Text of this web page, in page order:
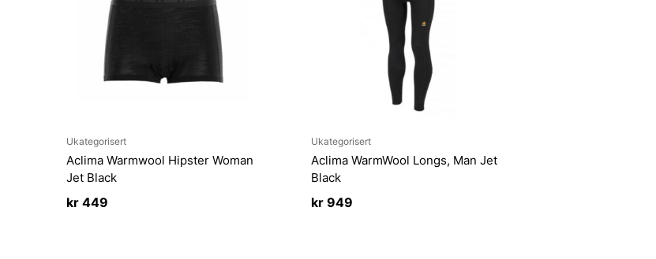
Ukategorisert
Aclima Warmwool Hipster Woman
Jet Black
kr 449
Ukategorisert
Aclima WarmWool Longs, Man Jet
Black
kr949